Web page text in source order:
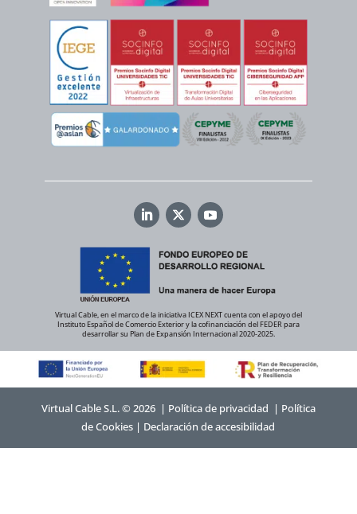
Virtual Cable, en el marco de la iniciativa ICEX NEXT cuenta con el apoyo del
Instituto Español de Comercio Exterior y la cofinanciación del FEDER para
desarrollar su Plan de Expansión Internacional 2020-2025.
Virtual Cable S.L. © 2026 | Política de privacidad | Política
de Cookies | Declaración de accesibilidad